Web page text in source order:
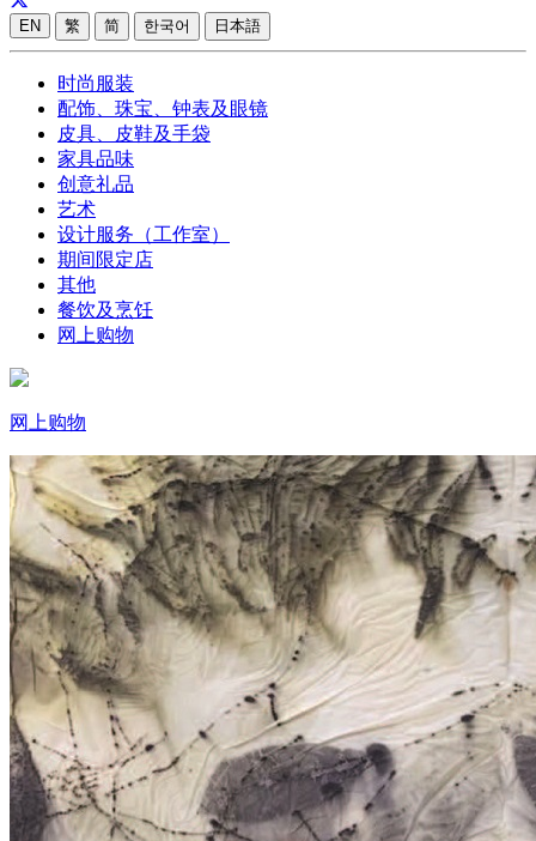
EN 繁 简 한국어 日本語
时尚服装
配饰、珠宝、钟表及眼镜
皮具、皮鞋及手袋
家具品味
创意礼品
艺术
设计服务（工作室）
期间限定店
其他
餐饮及烹饪
网上购物
网上购物